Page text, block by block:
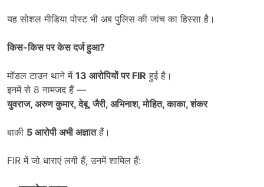
यह सोशल मीडिया पोस्ट भी अब पुलिस की जांच का हिस्सा है।
किस-किस पर केस दर्ज हुआ?
मॉडल टाउन थाने में 13 आरोपियों पर FIR हुई है।
इनमें से 8 नामजद हैं —
युवराज, अरुण कुमार,देबू,जैरी, अभिनाश,मोहित,काका,शंकर
बाकी 5 आरोपी अभी अज्ञातहैं।
FIR में जो धाराएं लगी हैं, उनमें शामिल हैं: